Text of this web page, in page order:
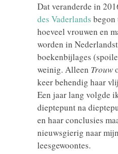
Dat veranderde in
des Vaderlands
hoeveel vrouwen en
worden in
boekenbijlages
weinig. Alleen Trouw
keer behendig haar
Een jaar lang volgde
dieptepunt na
en haar conclusies
nieuwsgierig naar
leesgewoontes.